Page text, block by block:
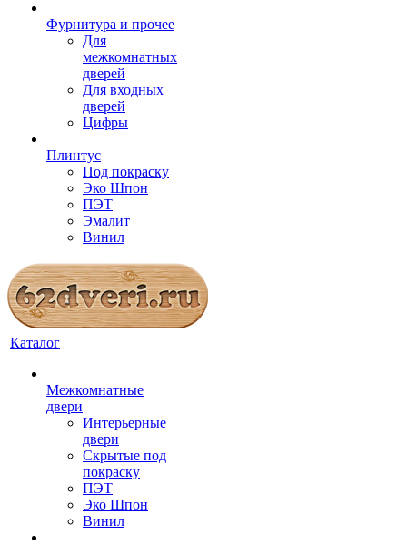
Фурнитура и прочее
Для
межкомнатных
дверей
Для входных
дверей
Цифры
Плинтус
Под покраску
Эко Шпон
ПЭТ
Эмалит
Винил
Каталог
Межкомнатные
двери
Интерьерные
двери
Скрытые под
покраску
ПЭТ
Эко Шпон
Винил